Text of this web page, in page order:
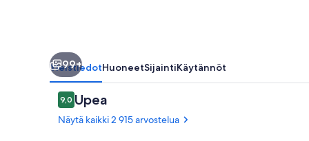
99+
YleistiedotHuoneetSijaintiKäytännöt
Arvostelut
9,09,0 kautta 10.
Upea
Näytä kaikki 2 915 arvostelua